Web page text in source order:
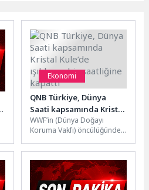
Ekonomi
QNB Türkiye, Dünya
Saati kapsamında Kristal
Kule’de ışıklarını bir
saatliğine kapattı
WWF’in (Dünya Doğayı
Koruma Vakfı) öncülüğünde
28 Mart Cumartesi günü
20.30–21.30...